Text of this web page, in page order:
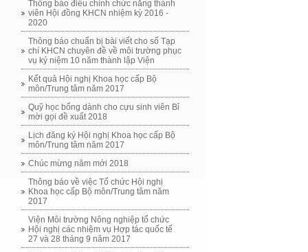
Thông báo điều chỉnh chức năng thành
viên Hội đồng KHCN nhiệm kỳ 2016 -
2020
Thông báo chuẩn bị bài viết cho số Tạp
chí KHCN chuyên đề về môi trường phục
vụ kỷ niệm 10 năm thành lập Viện
Kết quả Hội nghị Khoa học cấp Bộ
môn/Trung tâm năm 2017
Quỹ học bổng dành cho cựu sinh viên Bỉ
mời gọi đề xuất 2018
Lịch đăng ký Hội nghị Khoa học cấp Bộ
môn/Trung tâm năm 2017
Chúc mừng năm mới 2018
Thông báo về việc Tổ chức Hội nghị
Khoa học cấp Bộ môn/Trung tâm năm
2017
Viện Môi trường Nông nghiệp tổ chức
Hội nghị các nhiệm vụ Hợp tác quốc tế
27 và 28 tháng 9 năm 2017